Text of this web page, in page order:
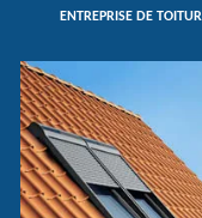
ENTREPRISE DE